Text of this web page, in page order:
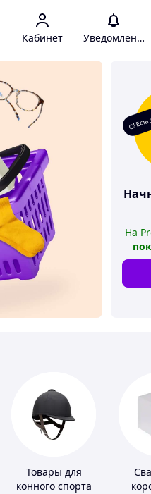
Кабинет Уведомления
О!
На
Товары для
конного спорта